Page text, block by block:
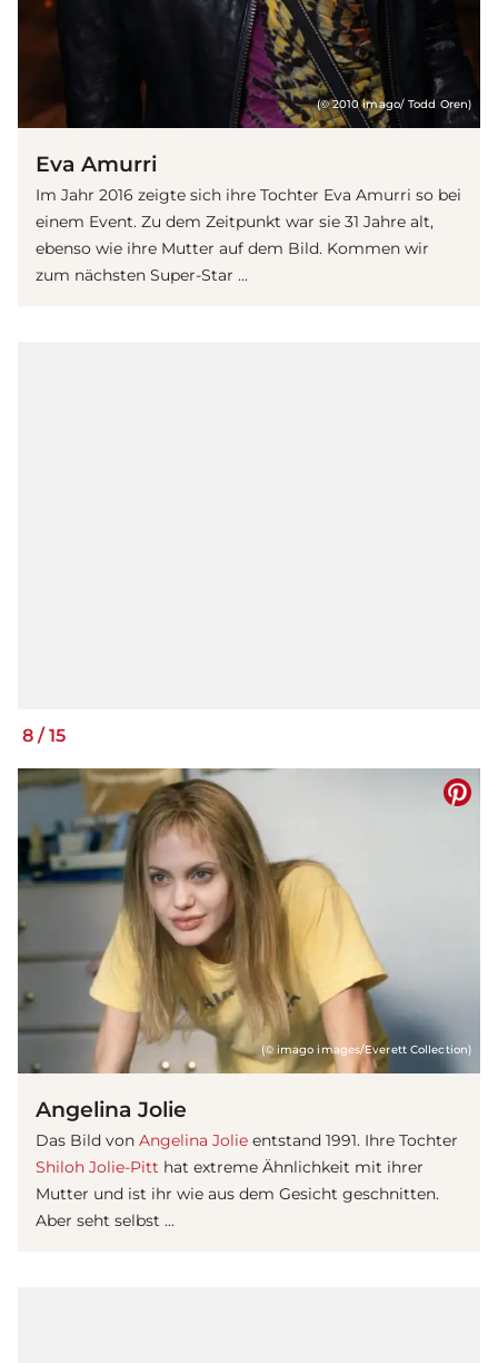
(© 2010 imago/ Todd Oren)
Eva Amurri
Im Jahr 2016 zeigte sich ihre Tochter Eva Amurri so bei
einem Event. Zu dem Zeitpunkt war sie 31 Jahre alt,
ebenso wie ihre Mutter auf dem Bild. Kommen wir
zum nächsten Super-Star ...
8 /15
(© imago images/Everett Collection)
Angelina Jolie
Das Bild von Angelina Jolie entstand 1991. Ihre Tochter
Shiloh Jolie-Pitt hat extreme Ähnlichkeit mit ihrer
Mutter und ist ihr wie aus dem Gesicht geschnitten.
Aber seht selbst ...